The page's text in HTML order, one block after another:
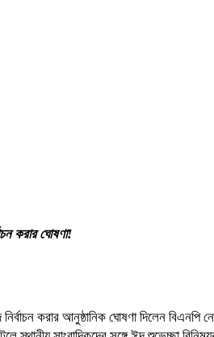
করার ঘোষণা!
করার আনুষ্ঠানিক ঘোষণা দিলেন বিএনপি